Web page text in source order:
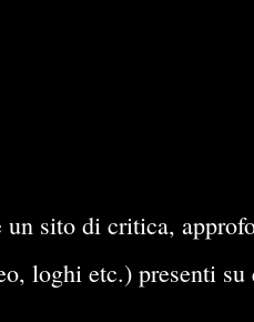
sito di critica,
loghi etc.) presenti